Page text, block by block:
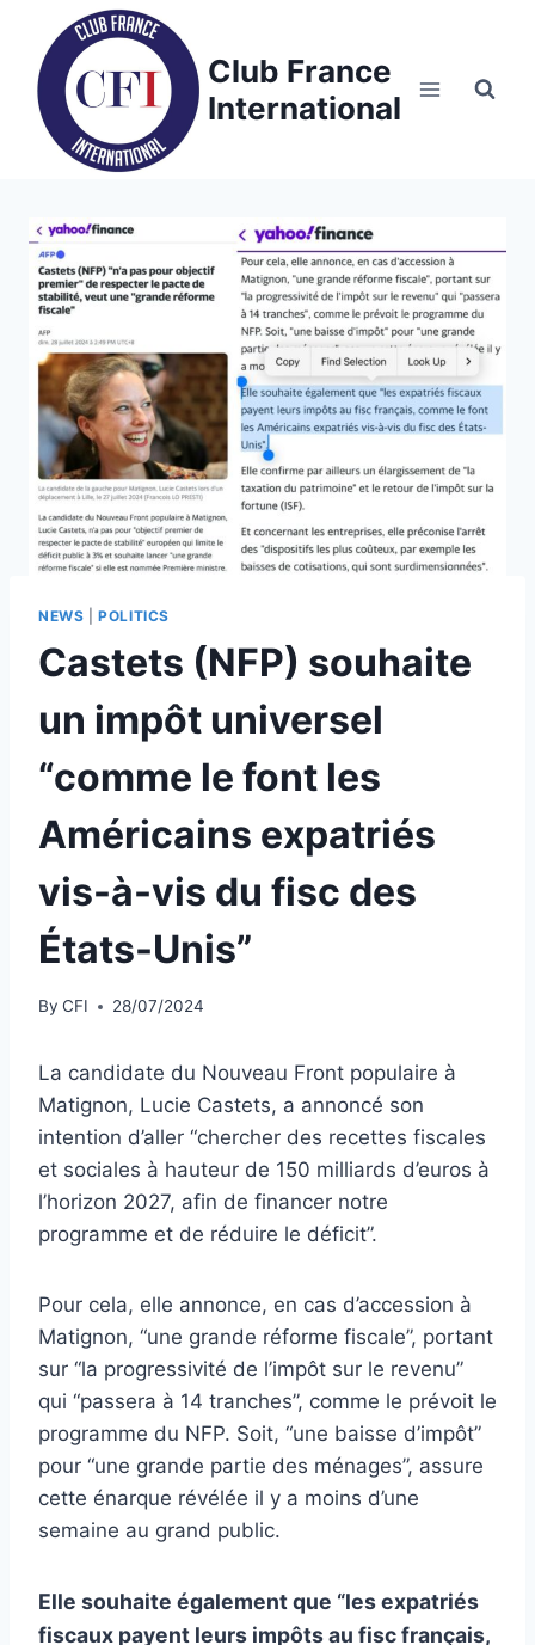
content
Club France
International
NEWS |POLITICS
Castets (NFP) souhaite
un impôt universel
“comme le font les
Américains expatriés
vis-à-vis du fisc des
États-Unis”
By CFI 28/07/2024
La candidate du Nouveau Front populaire à
Matignon, Lucie Castets, a annoncé son
intention d’aller “chercher des recettes fiscales
et sociales à hauteur de 150 milliards d’euros à
l’horizon 2027, afin de financer notre
programme et de réduire le déficit”.
Pour cela, elle annonce, en cas d’accession à
Matignon, “une grande réforme fiscale”, portant
sur “la progressivité de l’impôt sur le revenu”
qui “passera à 14 tranches”, comme le prévoit le
programme du NFP. Soit, “une baisse d’impôt”
pour “une grande partie des ménages”, assure
cette énarque révélée il y a moins d’une
semaine au grand public.
Elle souhaite également que “les expatriés
fiscaux payent leurs impôts au fisc français,